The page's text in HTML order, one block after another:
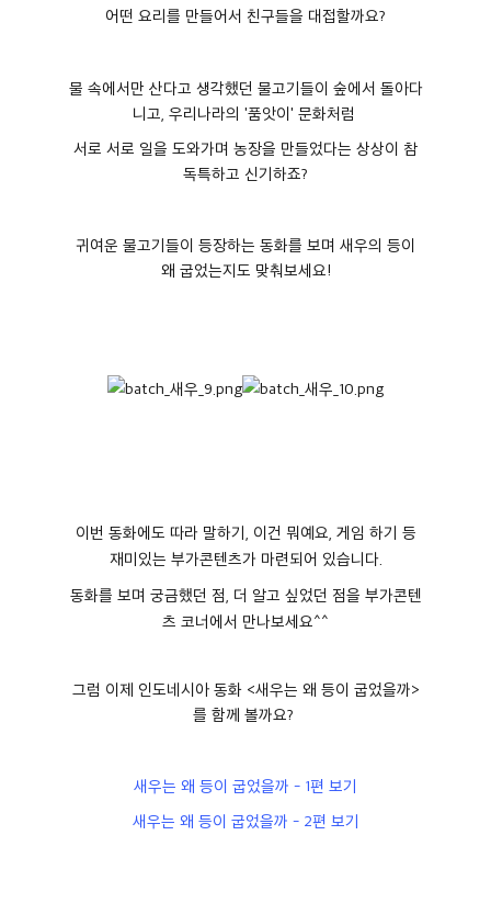
어떤 요리를 만들어서 친구들을 대접할까요?
물 속에서만 산다고 생각했던 물고기들이 숲에서 돌아다
니고, 우리나라의 '품앗이' 문화처럼
서로 서로 일을 도와가며 농장을 만들었다는 상상이 참
독특하고 신기하죠?
귀여운 물고기들이 등장하는 동화를 보며 새우의 등이
왜 굽었는지도 맞춰보세요!
이번 동화에도 따라 말하기 이건 뭐예요 게임 하기 등
재미있는 부가콘텐츠가 마련되어 있습니다.
동화를 보며 궁금했던 점, 더 알고 싶었던 점을 부가콘텐
츠 코너에서 만나보세요^^
그럼 이제 인도네시아 동화 <새우는 왜 등이 굽었을까>
를 함께 볼까요?
새우는 왜 등이 굽었을까 - 1편 보기
새우는 왜 등이 굽었을까 - 2편 보기